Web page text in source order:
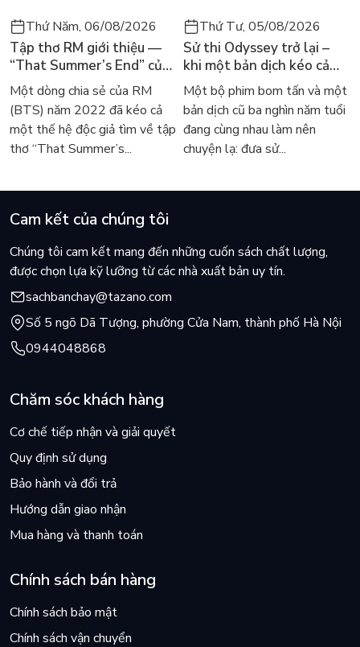
- Học cách giải phóng cảm xúc & chữa lành từ bên trong.
- Kết nối lại với năng lượng nữ tính dịu dàng – bền vững.
- Sống nhẹ nhàng, tự tin và yêu bản thân hơn mỗi ngày.
VỀ TÁC GIẢ
Vân Anh hiện đang là Nghiên cứu sinh Tiến sĩ Sinh học, đồng
Công việc của chị hướng tới việc hỗ trợ phụ nữ phục hồi năng
Bằng sự kết hợp giữa tri thức khoa học và trực giác nữ tính,
TÓM TẮT SÁCH
Chương 1 - Tái Sinh Từ Gốc Rễ Thiêng Liêng
- Sự mất cân bằng không chỉ đến từ thể chất.
Bạn sẽ hiểu:
- Vì sao cơ thể “lên tiếng” khi bạn căng thẳng.
- Vì sao chăm sóc bản thân không chỉ là bề ngoài.
Chương 2 - Tái Sinh, Tìm Về Cơ Thể Nữ
- Không chỉ xử lý phần “ngọn” mà biết cách lắng nghe cơ thể
- Xây dựng thói quen chăm sóc bản thân bền vững.
Thứ Năm, 06/08/2026
Tập thơ RM giới thiệu —
“That Summer’s End” của
Lee Seong-bok ra mắt bản
tiếng Anh sau 4 năm gây
sốt
Một dòng chia sẻ của RM
(BTS) năm 2022 đã kéo cả
một thế hệ độc giả tìm về tập
thơ “That Summer’s...
Thứ Tư, 05/08/2026
Sử thi Odyssey trở lại –
khi một bản dịch kéo cả
thế giới về với văn học
kinh điển
Một bộ phim bom tấn và một
bản dịch cũ ba nghìn năm tuổi
đang cùng nhau làm nên
chuyện lạ: đưa sử...
Cam kết của chúng tôi
Chúng tôi cam kết mang đến những cuốn sách chất lượng,
được chọn lựa kỹ lưỡng từ các nhà xuất bản uy tín.
sachbanchay@tazano.com
Số 5 ngõ Dã Tượng, phường Cửa Nam, thành phố Hà Nội
0944048868
Chăm sóc khách hàng
Cơ chế tiếp nhận và giải quyết
Quy định sử dụng
Bảo hành và đổi trả
Hướng dẫn giao nhận
Mua hàng và thanh toán
Chính sách bán hàng
Chính sách bảo mật
Chính sách vận chuyển